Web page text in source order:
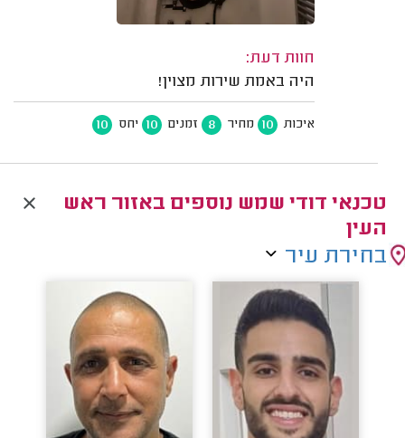
חוות דעת:
היה באמת שירות מצוין!
איכות 10 מחיר 8 זמנים 10 יחס 10
טכנאי דודי שמש נוספים באזור ראש
העין
בחירת עיר